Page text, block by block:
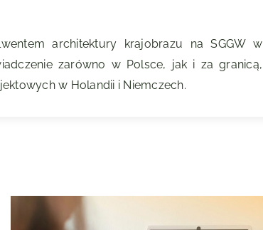
architektury krajobrazu na SGGW w
zarówno w Polsce, jak i za granicą,
w Holandii i Niemczech.